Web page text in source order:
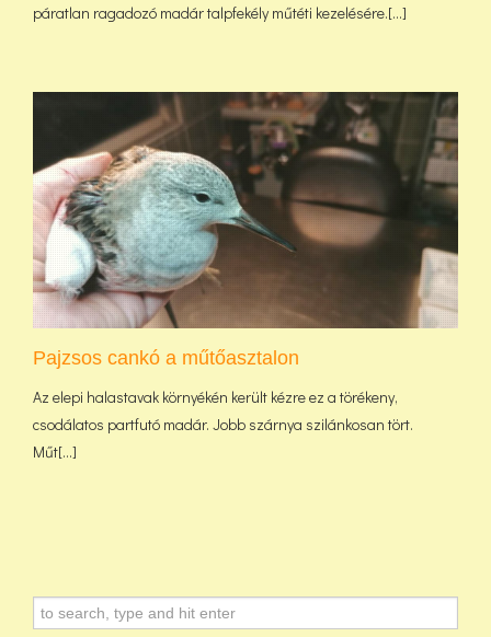
páratlan ragadozó madár talpfekély műtéti kezelésére.[...]
Pajzsos cankó a műtőasztalon
Az elepi halastavak környékén került kézre ez a törékeny,
csodálatos partfutó madár. Jobb szárnya szilánkosan tört.
Műt[...]